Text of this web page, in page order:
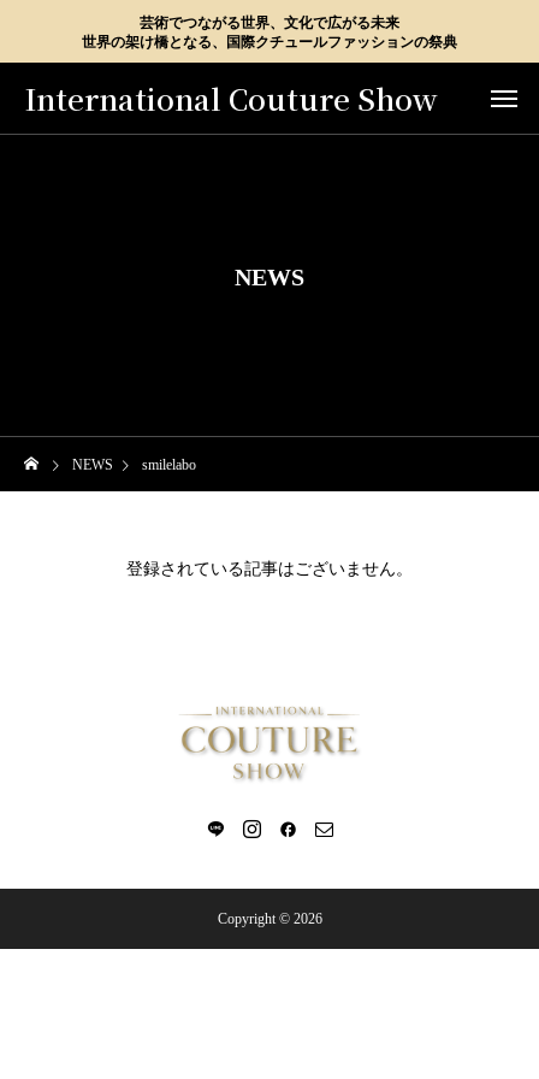
芸術でつながる世界、文化で広がる未来
世界の架け橋となる、国際クチュールファッションの祭典
International Couture Show
NEWS
NEWS smilelabo
登録されている記事はございません。
Copyright © 2026